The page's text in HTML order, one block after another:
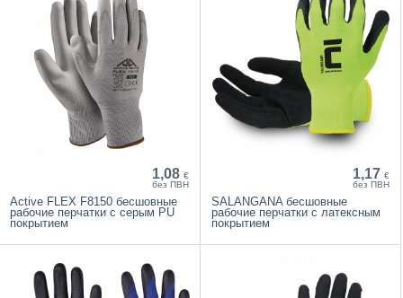
1,08 €
без ПВН
Active FLEX F8150 бесшовные
рабочие перчатки с серым PU
покрытием
1,17 €
без ПВН
SALANGANA бесшовные
рабочие перчатки с латексным
покрытием